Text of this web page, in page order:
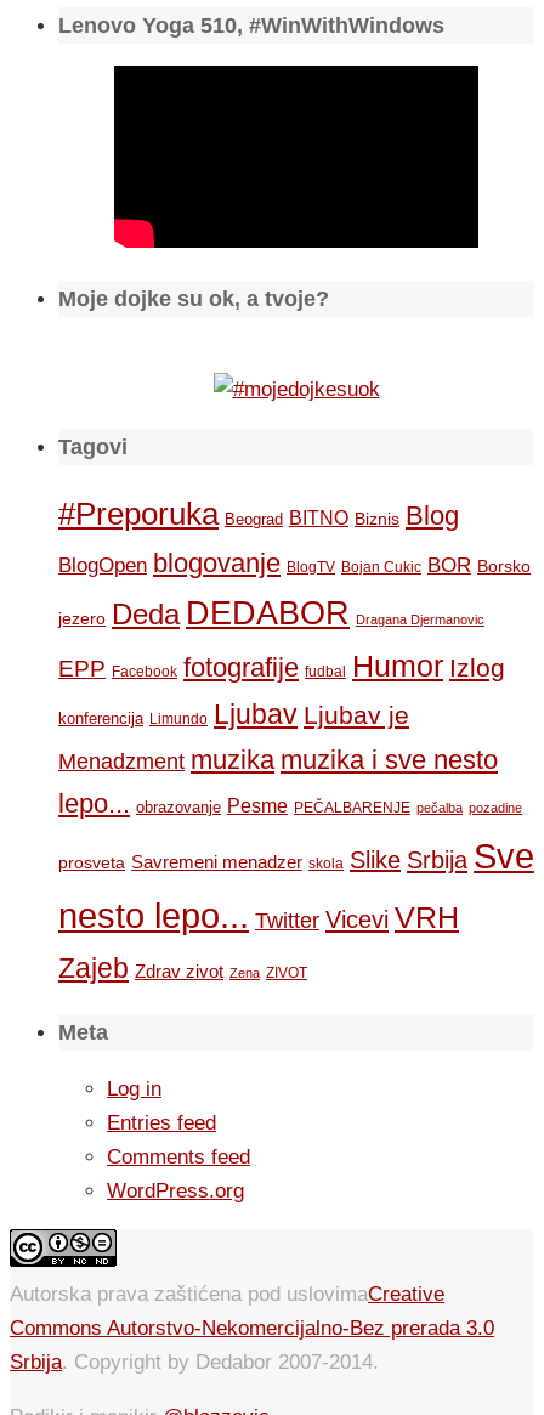
Lenovo Yoga 510, #WinWithWindows
Moje dojke su ok, a tvoje?
Tagovi
#Preporuka Beograd BITNO Biznis Blog
BlogOpen blogovanje BlogTV Bojan Cukic BOR Borsko
jezero Deda DEDABOR Dragana Djermanovic
EPP Facebook fotografije fudbal Humor Izlog
konferencija Limundo Ljubav Ljubav je
Menadzment muzika muzika i sve nesto
lepo... obrazovanje Pesme PEČALBARENJE pečalba pozadine
prosveta Savremeni menadzer skola Slike Srbija Sve
nesto lepo... Twitter Vicevi VRH
Zajeb Zdrav zivot Zena ZIVOT
Meta
Log in
Entries feed
Comments feed
WordPress.org
Autorska prava zaštićena pod uslovimaCreative
Commons Autorstvo-Nekomercijalno-Bez prerada 3.0
Srbija. Copyright by Dedabor 2007-2014.